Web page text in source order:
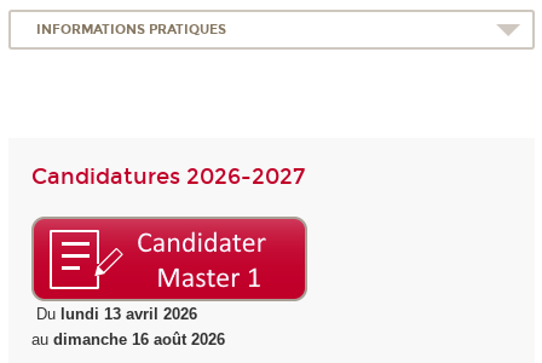
INFORMATIONS PRATIQUES
Candidatures 2026-2027
Dulundi 13 avril 2026
au dimanche 16 août 2026